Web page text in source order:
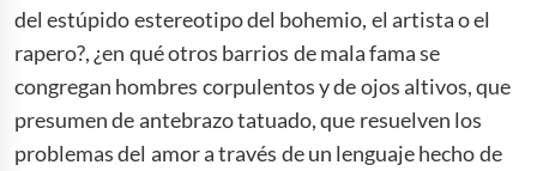
del estúpido estereotipo del bohemio, el artista o el
rapero?, ¿en qué otros barrios de mala fama se
congregan hombres corpulentos y de ojos altivos, que
presumen de antebrazo tatuado, que resuelven los
problemas del amor a través de un lenguaje hecho de